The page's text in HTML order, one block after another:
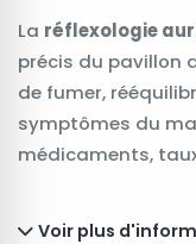
La réflexologie
précis du pavillon
de fumer,
symptômes du
médicaments,
Voir plus